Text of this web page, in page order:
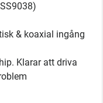
& koaxial ingång
Klarar att driva